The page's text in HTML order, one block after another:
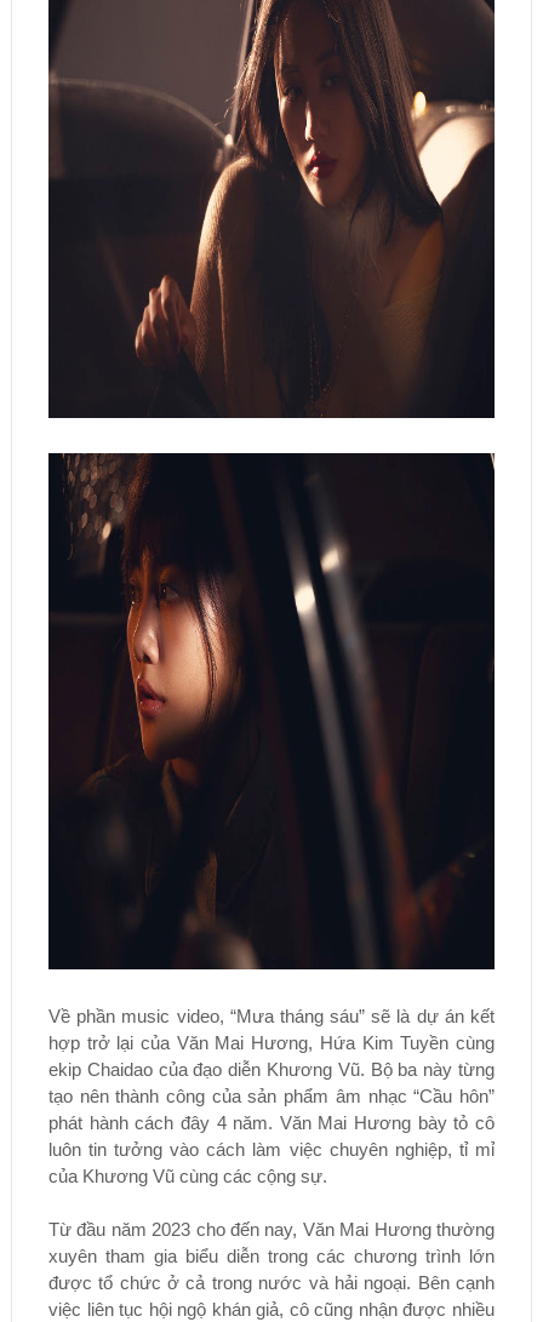
Về phần music video, “Mưa tháng sáu” sẽ là dự án kết
hợp trở lại của Văn Mai Hương, Hứa Kim Tuyền cùng
ekip Chaidao của đạo diễn Khương Vũ. Bộ ba này từng
tạo nên thành công của sản phẩm âm nhạc “Cầu hôn”
phát hành cách đây 4 năm. Văn Mai Hương bày tỏ cô
luôn tin tưởng vào cách làm việc chuyên nghiệp, tỉ mỉ
của Khương Vũ cùng các cộng sự.
Từ đầu năm 2023 cho đến nay, Văn Mai Hương thường
xuyên tham gia biểu diễn trong các chương trình lớn
được tổ chức ở cả trong nước và hải ngoại. Bên cạnh
việc liên tục hội ngộ khán giả, cô cũng nhận được nhiều